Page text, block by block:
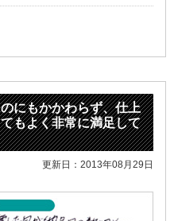
にもかかわらず、仕上
もよく非常に満足して
更新日：2013年08月29日